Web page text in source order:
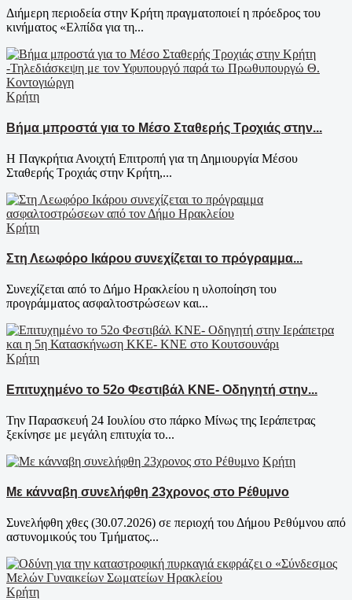
Διήμερη περιοδεία στην Κρήτη πραγματοποιεί η πρόεδρος του
κινήματος «Ελπίδα για τη...
Κρήτη
Βήμα μπροστά για το Μέσο Σταθερής Τροχιάς στην...
Η Παγκρήτια Ανοιχτή Επιτροπή για τη Δημιουργία Μέσου
Σταθερής Τροχιάς στην Κρήτη,...
Κρήτη
Στη Λεωφόρο Ικάρου συνεχίζεται το πρόγραμμα...
Συνεχίζεται από το Δήμο Ηρακλείου η υλοποίηση του
προγράμματος ασφαλτοστρώσεων και...
Κρήτη
Επιτυχημένο το 52ο Φεστιβάλ ΚΝΕ- Οδηγητή στην...
Την Παρασκευή 24 Ιουλίου στο πάρκο Μίνως της Ιεράπετρας
ξεκίνησε με μεγάλη επιτυχία το...
Κρήτη
Με κάνναβη συνελήφθη 23χρονος στο Ρέθυμνο
Συνελήφθη χθες (30.07.2026) σε περιοχή του Δήμου Ρεθύμνου από
αστυνομικούς του Τμήματος...
Κρήτη